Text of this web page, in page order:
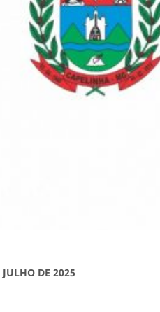
JULHO DE 2025